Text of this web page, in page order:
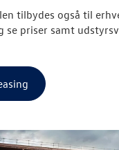
tilbydes også til
se priser samt